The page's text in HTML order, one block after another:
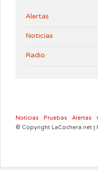
Alertas
Noticias
Radio
Noticias Pruebas Alertas
© Copyright LaCochera.net |